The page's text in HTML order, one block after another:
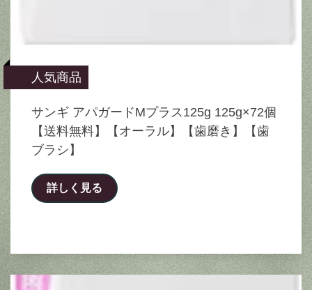
人気商品
サンギ アパガードMプラス125g 125g×72個
【送料無料】【オーラル】【歯磨き】【歯
ブラシ】
詳しく見る